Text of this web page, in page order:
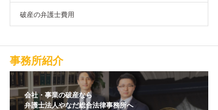
破産の弁護士費用
事務所紹介
会社・事業の破産なら
弁護士法人やなだ総合法律事務所へ